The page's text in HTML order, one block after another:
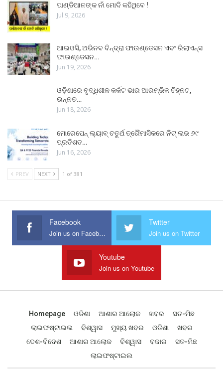
ପାଣ୍ଡିଆନଙ୍କ ନାଁ ମୋଦି କହିଥିବେ !
Jul 9, 2026
ଆଇଓସି, ଅଭିନବ ବିନ୍ଦ୍ରା ଫାଉଣ୍ଡେସନ ଏବଂ ରିଲାଏନ୍ସ
ଫାଉଣ୍ଡେସନ…
Jun 19, 2026
ଓଡ଼ିଶାରେ ବୃଦ୍ଧିଶୀଳ କର୍କଟ ଭାର ଆରମ୍ଭିକ ଚିହ୍ନଟ,
ଉନ୍ନତ…
Jun 18, 2026
ମୋରେପେନ୍ ଲ୍ୟାବ୍ ଚତୁର୍ଥ ତ୍ରୈମାସିକରେ ନିଟ୍ ଲାଭ ୬୯
ପ୍ରତିଶତ…
Jun 16, 2026
PREV NEXT 1 of 381
Facebook
Join us on Facebook
Twitter
Join us on Twitter
Youtube
Join us on Youtube
Homepage ଓଡିଶା ଆଶାର ଆଲୋକ ଖବର
ସତ-ମିଛ
ଲାଇଫଷ୍ଟାଇଲ
ବିଶ୍ୱାସ ମୁଖ୍ୟ ଖବର ଓଡିଶା
ଖବର
ଦେଶ-ବିଦେଶ
ଆଶାର ଆଲୋକ ବିଶ୍ୱାସ ବଜାର
ସତ-ମିଛ
ଲାଇଫଷ୍ଟାଇଲ